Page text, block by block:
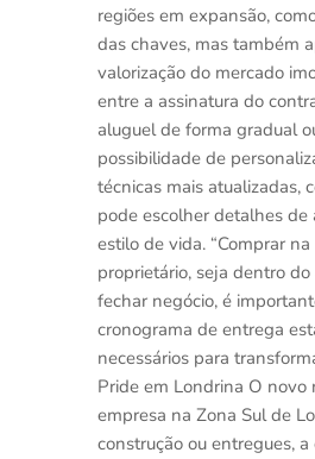
regiões em expansão,
das chaves, mas também
valorização do mercado
entre a assinatura do
aluguel de forma gradual
possibilidade de
técnicas mais atualizadas,
pode escolher detalhes de
estilo de vida. “Comprar
proprietário, seja dentro
fechar negócio, é
cronograma de entrega
necessários para
Pride em Londrina O novo
empresa na Zona Sul de
construção ou entregues,